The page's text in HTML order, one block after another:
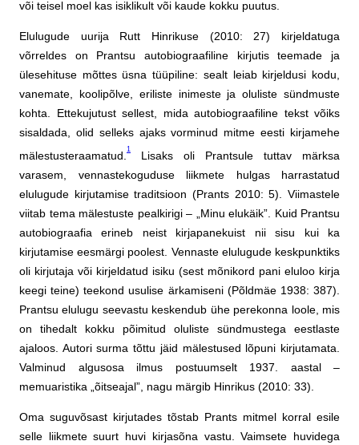
või teisel moel kas isiklikult või kaude kokku puutus.
Elulugude uurija Rutt Hinrikuse (2010: 27) kirjeldatuga
võrreldes on Prantsu autobiograafiline kirjutis teemade ja
ülesehituse mõttes üsna tüüpiline: sealt leiab kirjeldusi kodu,
vanemate, koolipõlve, eriliste inimeste ja oluliste sündmuste
kohta. Ettekujutust sellest, mida autobiograafiline tekst võiks
sisaldada, olid selleks ajaks vorminud mitme eesti kirjamehe
mälestusteraamatud.
1
Lisaks oli Prantsule tuttav märksa
varasem, vennastekoguduse liikmete hulgas harrastatud
elulugude kirjutamise traditsioon (Prants 2010: 5). Viimastele
viitab tema mälestuste pealkirigi – „Minu elukäik”. Kuid Prantsu
autobiograafia erineb neist kirjapanekuist nii sisu kui ka
kirjutamise eesmärgi poolest. Vennaste elulugude keskpunktiks
oli kirjutaja või kirjeldatud isiku (sest mõnikord pani eluloo kirja
keegi teine) teekond usulise ärkamiseni (Põldmäe 1938: 387).
Prantsu elulugu seevastu keskendub ühe perekonna loole, mis
on tihedalt kokku põimitud oluliste sündmustega eestlaste
ajaloos. Autori surma tõttu jäid mälestused lõpuni kirjutamata.
Valminud algusosa ilmus postuumselt 1937. aastal –
memuaristika „õitseajal”, nagu märgib Hinrikus (2010: 33).
Oma suguvõsast kirjutades tõstab Prants mitmel korral esile
selle liikmete suurt huvi kirjasõna vastu. Vaimsete huvidega